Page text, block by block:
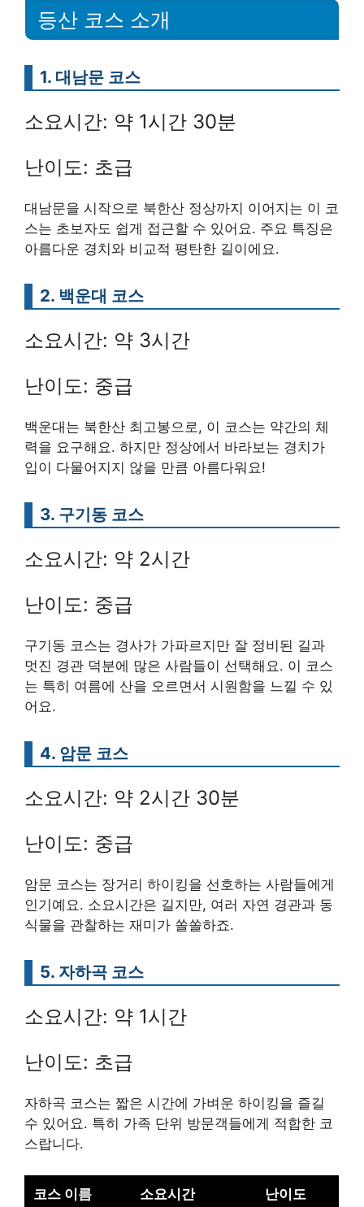
등산 코스 소개
1. 대남문 코스
소요시간: 약 1시간 30분
난이도: 초급
대남문을 시작으로 북한산 정상까지 이어지는 이 코
스는 초보자도 쉽게 접근할 수 있어요. 주요 특징은
아름다운 경치와 비교적 평탄한 길이에요.
2. 백운대 코스
소요시간: 약 3시간
난이도: 중급
백운대는 북한산 최고봉으로, 이 코스는 약간의 체
력을 요구해요. 하지만 정상에서 바라보는 경치가
입이 다물어지지 않을 만큼 아름다워요!
3. 구기동 코스
소요시간: 약 2시간
난이도: 중급
구기동 코스는 경사가 가파르지만 잘 정비된 길과
멋진 경관 덕분에 많은 사람들이 선택해요. 이 코스
는 특히 여름에 산을 오르면서 시원함을 느낄 수 있
어요.
4. 암문 코스
소요시간: 약 2시간 30분
난이도: 중급
암문 코스는 장거리 하이킹을 선호하는 사람들에게
인기예요. 소요시간은 길지만, 여러 자연 경관과 동
식물을 관찰하는 재미가 쏠쏠하죠.
5. 자하곡 코스
소요시간: 약 1시간
난이도: 초급
자하곡 코스는 짧은 시간에 가벼운 하이킹을 즐길
수 있어요. 특히 가족 단위 방문객들에게 적합한 코
스랍니다.
코스 이름 소요시간 난이도